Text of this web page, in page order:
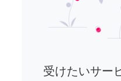
受けたいサー